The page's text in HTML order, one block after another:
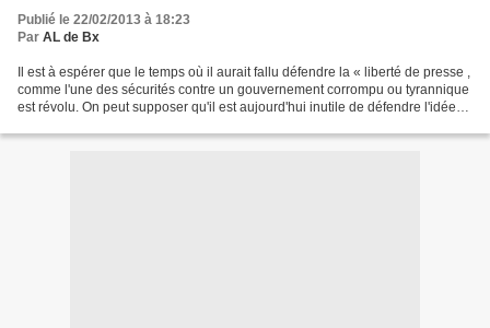
Publié le 22/02/2013 à 18:23
Par AL de Bx
Il est à espérer que le temps où il aurait fallu défendre la « liberté de presse ,
comme l'une des sécurités contre un gouvernement corrompu ou tyrannique
est révolu. On peut supposer qu'il est aujourd'hui inutile de défendre l'idée